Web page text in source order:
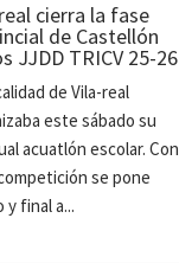
cierra la fase
de Castellón
JJDD TRICV 25-26
de Vila-real
este sábado su
acuatlón escolar. Con
se pone
y final a...